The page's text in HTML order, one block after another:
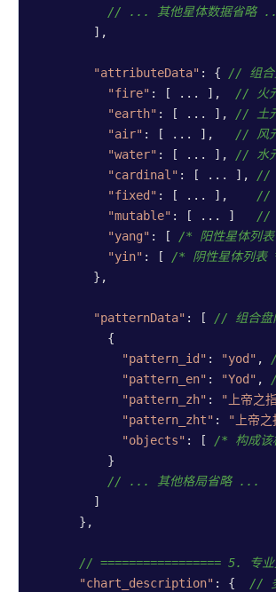
// ... 其他星体数据省略
        ],
"attributeData" : { // 组合
"fire" : [ ... ], // 火
"earth" : [ ... ], // 土
"air" : [ ... ], // 风
"water" : [ ... ], // 水
"cardinal" : [ ... ], //
"fixed" : [ ... ], //
"mutable" : [ ... ] //
"yang" : [ /* 阳性星体列
"yin" : [ /* 阴性星体列
        },
"patternData" : [ // 组合盘
          {
"pattern_id" : "yod" ,
"pattern_en" : "Yod" ,
"pattern_zh" : "上帝之
"pattern_zht" : "上帝之
"objects" : [ /* 构成该
          }
// ... 其他格局省略 ...
        ]
      },
// ================= 5. 专业
"chart_description" : { //